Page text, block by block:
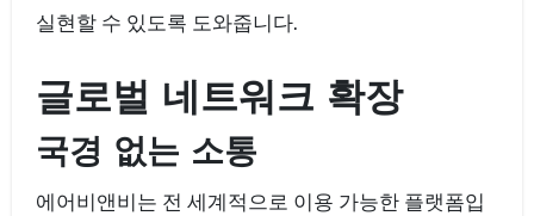
실현할 수 있도록 도와줍니다.
글로벌 네트워크 확장
국경 없는 소통
에어비앤비는 전 세계적으로 이용 가능한 플랫폼입